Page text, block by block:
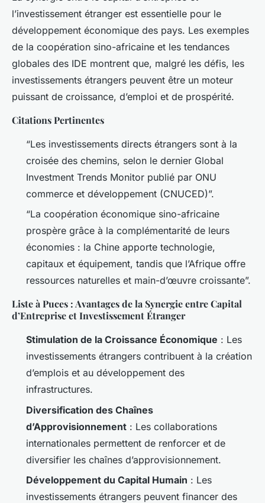
l’investissement étranger est essentielle pour le
développement économique des pays. Les exemples
de la coopération sino-africaine et les tendances
globales des IDE montrent que, malgré les défis, les
investissements étrangers peuvent être un moteur
puissant de croissance, d’emploi et de prospérité.
Citations Pertinentes
“Les investissements directs étrangers sont à la
croisée des chemins, selon le dernier Global
Investment Trends Monitor publié par ONU
commerce et développement (CNUCED)”.
“La coopération économique sino-africaine
prospère grâce à la complémentarité de leurs
économies : la Chine apporte technologie,
capitaux et équipement, tandis que l’Afrique offre
ressources naturelles et main-d’œuvre croissante”.
Liste à Puces : Avantages de la Synergie entre Capital
d’Entreprise et Investissement Étranger
Stimulation de la Croissance Économique : Les
investissements étrangers contribuent à la création
d’emplois et au développement des
infrastructures.
Diversification des Chaînes
d’Approvisionnement : Les collaborations
internationales permettent de renforcer et de
diversifier les chaînes d’approvisionnement.
Développement du Capital Humain : Les
investissements étrangers peuvent financer des